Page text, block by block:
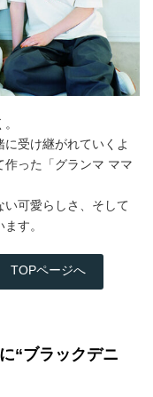
受け継がれていくよ
作った「グランマ ママ
可愛らしさ、そして
す。
TOPページへ
“ブラックデニ